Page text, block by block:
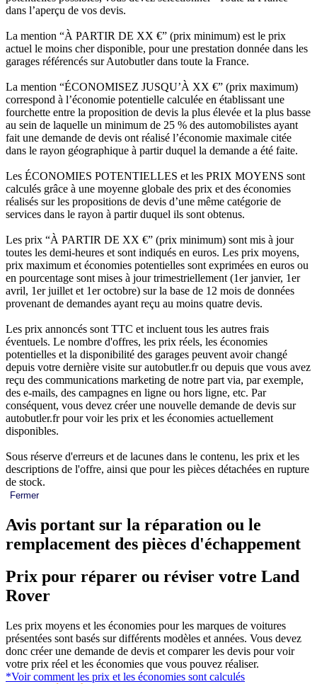
dans l’aperçu de vos devis.
La mention “À PARTIR DE XX €” (prix minimum) est le prix
actuel le moins cher disponible, pour une prestation donnée dans les
garages référencés sur Autobutler dans toute la France.
La mention “ÉCONOMISEZ JUSQU’À XX €” (prix maximum)
correspond à l’économie potentielle calculée en établissant une
fourchette entre la proposition de devis la plus élevée et la plus basse
au sein de laquelle un minimum de 25 % des automobilistes ayant
fait une demande de devis ont réalisé l’économie maximale citée
dans le rayon géographique à partir duquel la demande a été faite.
Les ÉCONOMIES POTENTIELLES et les PRIX MOYENS sont
calculés grâce à une moyenne globale des prix et des économies
réalisés sur les propositions de devis d’une même catégorie de
services dans le rayon à partir duquel ils sont obtenus.
Les prix “À PARTIR DE XX €” (prix minimum) sont mis à jour
toutes les demi-heures et sont indiqués en euros. Les prix moyens,
prix maximum et économies potentielles sont exprimées en euros ou
en pourcentage sont mises à jour trimestriellement (1er janvier, 1er
avril, 1er juillet et 1er octobre) sur la base de 12 mois de données
provenant de demandes ayant reçu au moins quatre devis.
Les prix annoncés sont TTC et incluent tous les autres frais
éventuels. Le nombre d'offres, les prix réels, les économies
potentielles et la disponibilité des garages peuvent avoir changé
depuis votre dernière visite sur autobutler.fr ou depuis que vous avez
reçu des communications marketing de notre part via, par exemple,
des e-mails, des campagnes en ligne ou hors ligne, etc. Par
conséquent, vous devez créer une nouvelle demande de devis sur
autobutler.fr pour voir les prix et les économies actuellement
disponibles.
Sous réserve d'erreurs et de lacunes dans le contenu, les prix et les
descriptions de l'offre, ainsi que pour les pièces détachées en rupture
de stock.
Fermer
Avis portant sur la réparation ou le
remplacement des pièces d'échappement
Prix pour réparer ou réviser votre Land
Rover
Les prix moyens et les économies pour les marques de voitures
présentées sont basés sur différents modèles et années. Vous devez
donc créer une demande de devis et comparer les devis pour voir
votre prix réel et les économies que vous pouvez réaliser.
*Voir comment les prix et les économies sont calculés